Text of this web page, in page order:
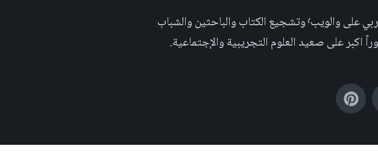
مجلة علمية عربية غير ربحية، تهدف الى إثراء المحتوى العلمي العربي على والويب٬ وتشجيع الكتاب والباحثين والشباب